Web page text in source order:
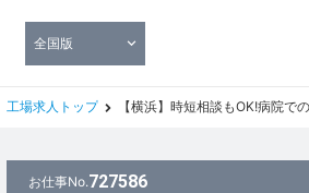
全国版
工場求人トップ 【横浜】時短相談もOK!病院での医
お仕事No.727586